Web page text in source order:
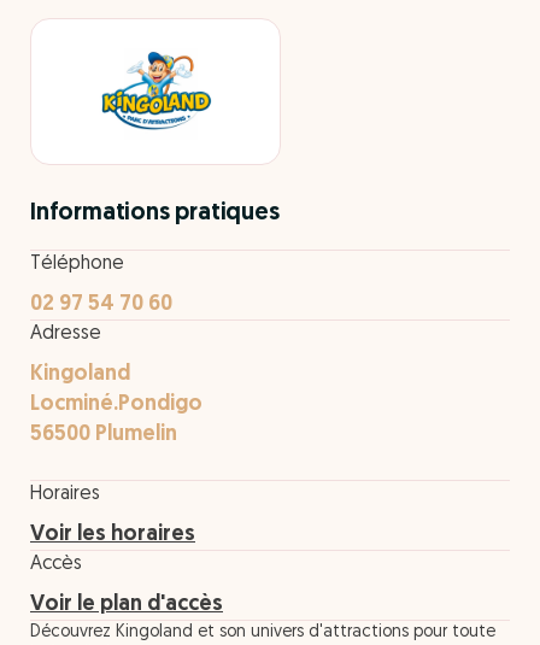
Informations pratiques
Téléphone
02 97 54 70 60
Adresse
Kingoland
Locminé.Pondigo
56500 Plumelin
Horaires
Voir les horaires
Accès
Voir le plan d'accès
Découvrez Kingoland et son univers d'attractions pour toute